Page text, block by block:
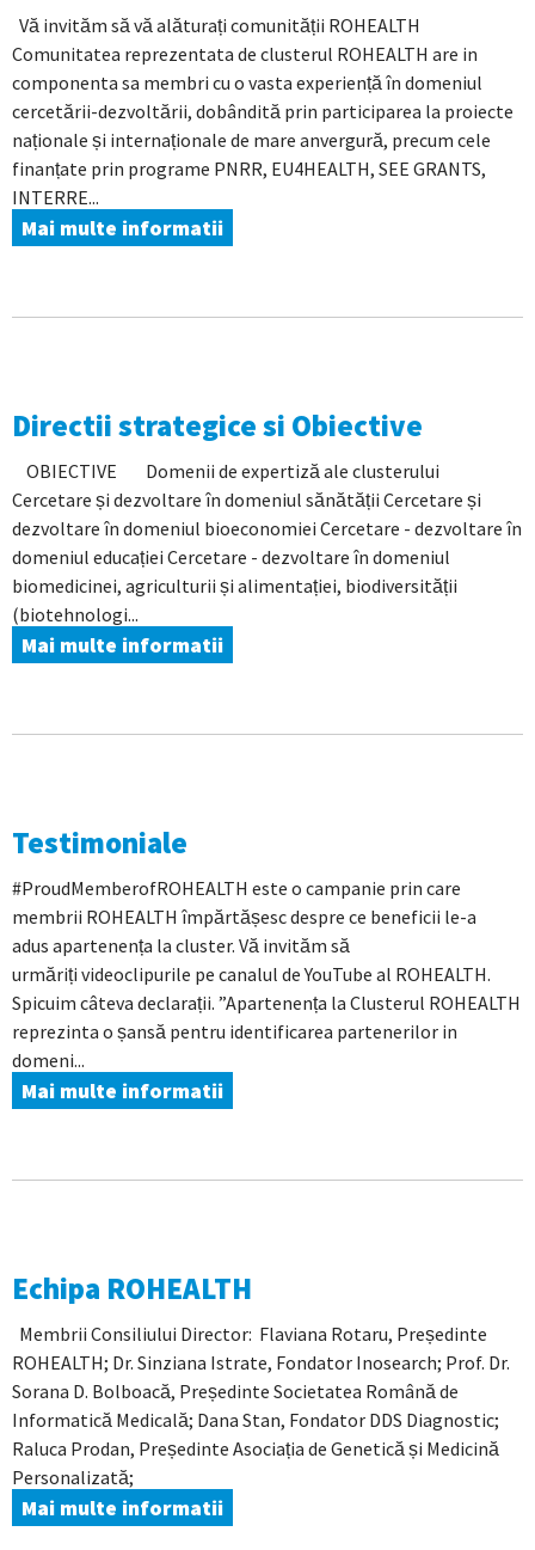
Vă invităm să vă alăturați comunității ROHEALTH
Comunitatea reprezentata de clusterul ROHEALTH are in
componenta sa membri cu o vasta experiență în domeniul
cercetării-dezvoltării, dobândită prin participarea la proiecte
naționale și internaționale de mare anvergură, precum cele
finanțate prin programe PNRR, EU4HEALTH, SEE GRANTS,
INTERRE...
Mai multe informatii
Directii strategice si Obiective
OBIECTIVE Domenii de expertiză ale clusterului
Cercetare și dezvoltare în domeniul sănătății Cercetare și
dezvoltare în domeniul bioeconomiei Cercetare - dezvoltare în
domeniul educației Cercetare - dezvoltare în domeniul
biomedicinei, agriculturii și alimentației, biodiversității
(biotehnologi...
Mai multe informatii
Testimoniale
#ProudMemberofROHEALTH este o campanie prin care
membrii ROHEALTH împărtășesc despre ce beneficii le-a
adus apartenența la cluster. Vă invităm să
urmăriți videoclipurile pe canalul de YouTube al ROHEALTH.
Spicuim câteva declarații. ”Apartenența la Clusterul ROHEALTH
reprezinta o șansă pentru identificarea partenerilor in
domeni...
Mai multe informatii
Echipa ROHEALTH
Membrii Consiliului Director: Flaviana Rotaru, Președinte
ROHEALTH; Dr. Sinziana Istrate, Fondator Inosearch; Prof. Dr.
Sorana D. Bolboacă, Președinte Societatea Română de
Informatică Medicală; Dana Stan, Fondator DDS Diagnostic;
Raluca Prodan, Președinte Asociația de Genetică și Medicină
Personalizată;
Mai multe informatii